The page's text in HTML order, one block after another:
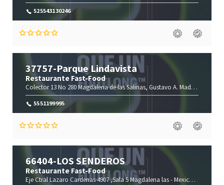
525543130246
37757-Parque Lindavista
Restaurante Fast-Food
Colector 13 No 280Magdalena de las Salinas, Gustavo A. Madero-
5551199995
66404-LOS SENDEROS
Restaurante Fast-Food
Eje Ctral Lazaro Cardenas 4907 ,Sala 5 Magdalena las -Mexico City-